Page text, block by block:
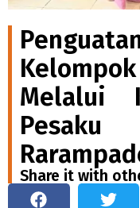
Melalui
Share it with